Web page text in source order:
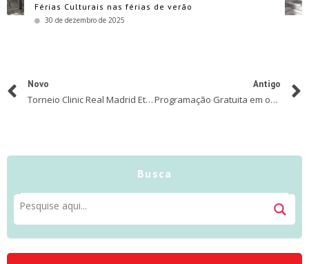
Férias Culturais nas férias de verão
30 de dezembro de 2025
Novo
Torneio Clinic Real Madrid Etapa São Paulo
Antigo
Programação Gratuita em outubro no Shoppings de Sampa
Busca